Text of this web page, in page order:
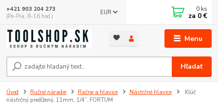
Menu
EUR
Hľadať
+421 903 204 273
(Po-Pia, 8-16 hod.)
0 ks
za 0 €
Úvod Ručné náradie Račne a hlavice Nástrčné hlavice
Kľúč
nástrčný predĺžený, 11mm, 1/4”, FORTUM